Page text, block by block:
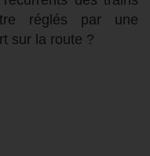
réglés par une
sur la route ?